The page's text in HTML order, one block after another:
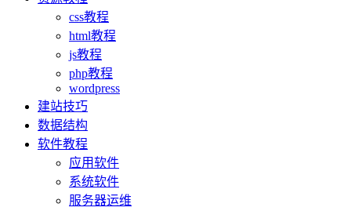
css教程
html教程
js教程
php教程
wordpress
建站技巧
数据结构
软件教程
应用软件
系统软件
服务器运维